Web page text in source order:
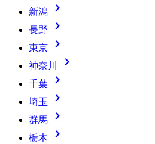
新潟 
長野 
東京 
神奈川 
千葉 
埼玉 
群馬 
栃木 